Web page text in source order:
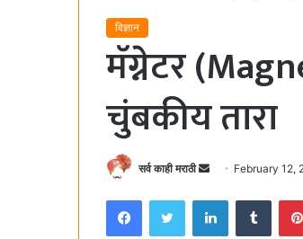
विज्ञान
मॅग्नेटर
चुंबकीय तारा
सर्व काही मराठी
n
d
February 12,